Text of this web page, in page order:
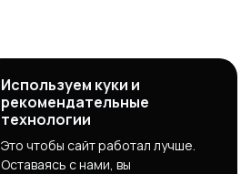
Используем куки и
рекомендательные
технологии
Это чтобы сайт работал лучше.
Оставаясь с нами, вы